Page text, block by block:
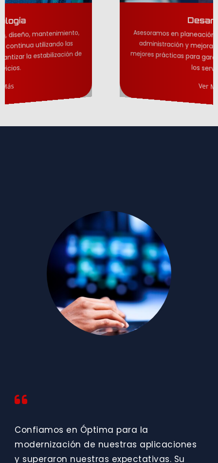
Asesoramos enplaneación, diseño, mantenimiento,
administración y mejora continuautilizando las
mejores prácticas para garantizar la estabilización de
Ver Más
Confiamos en Óptima para la
modernización de nuestras aplicaciones
y superaron nuestras expectativas. Su